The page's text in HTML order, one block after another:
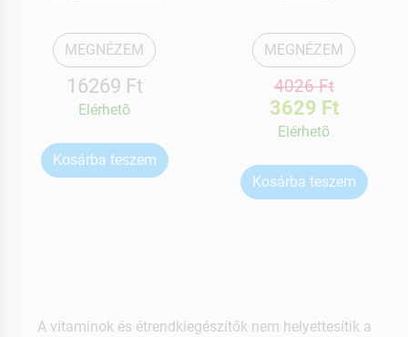
MEGNÉZEM
16269 Ft
Elérhetõ
Kosárba teszem
MEGNÉZEM
4026 Ft
3629 Ft
Elérhetõ
Kosárba teszem
A vitaminok és étrendkiegészítők nem helyettesítik a